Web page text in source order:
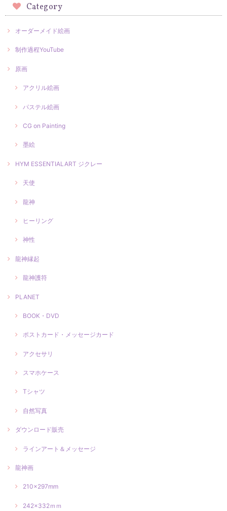
Category
オーダーメイド絵画
制作過程YouTube
原画
アクリル絵画
パステル絵画
CG on Painting
墨絵
HYM ESSENTIALART ジクレー
天使
龍神
ヒーリング
神性
龍神縁起
龍神護符
PLANET
BOOK・DVD
ポストカード・メッセージカード
アクセサリ
スマホケース
Tシャツ
自然写真
ダウンロード販売
ラインアート＆メッセージ
龍神画
210×297mm
242×332ｍｍ